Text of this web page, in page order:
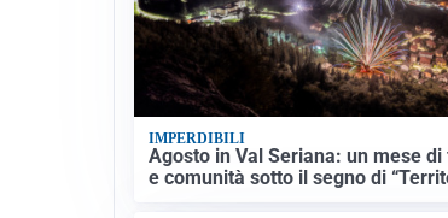
IMPERDIBILI
Agosto in Val Seriana: un mese
e comunità sotto il segno di